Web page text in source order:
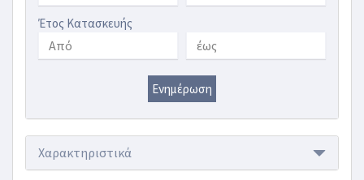
Έτος Κατασκευής
Ενημέρωση
Χαρακτηριστικά